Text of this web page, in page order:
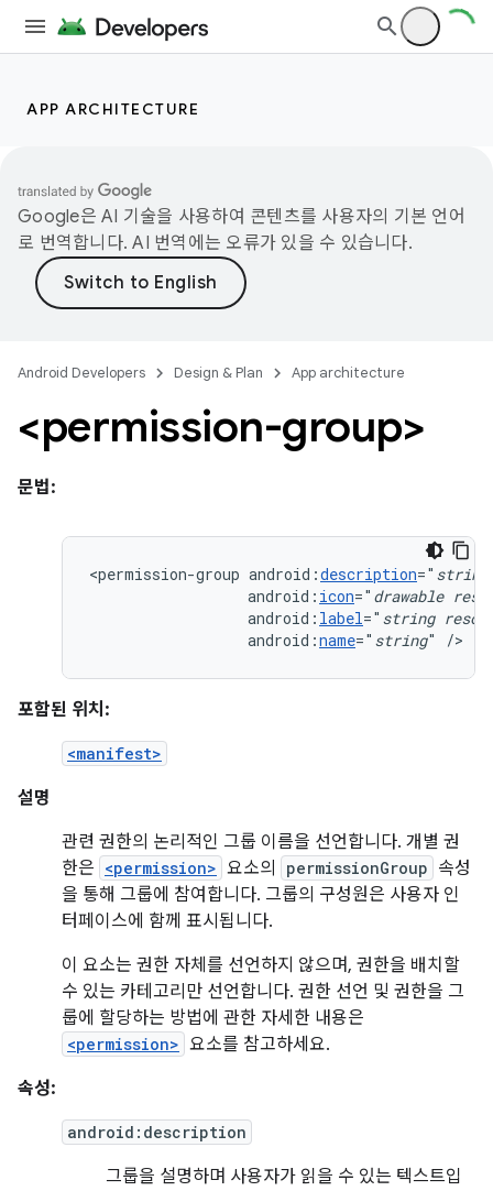
APP ARCHITECTURE
Google은 AI 기술을 사용하여 콘텐츠를 사용자의 기본 언어
로 번역합니다. AI 번역에는 오류가 있을 수 있습니다.
Android Developers Design & Plan App architecture
<permission-group>
문법:
<permission-group android:description=" string
android: icon=" drawable
android: label=" string
android:name=" string" />
포함된 위치:
<manifest>
설명
관련 권한의 논리적인 그룹 이름을 선언합니다. 개별 권
한은 <permission> 요소의 permissionGroup 속성
을 통해 그룹에 참여합니다. 그룹의 구성원은 사용자 인
터페이스에 함께 표시됩니다.
이 요소는 권한 자체를 선언하지 않으며, 권한을 배치할
수 있는 카테고리만 선언합니다. 권한 선언 및 권한을 그
룹에 할당하는 방법에 관한 자세한 내용은
<permission> 요소를 참고하세요.
속성:
android:description
그룹을 설명하며 사용자가 읽을 수 있는 텍스트입